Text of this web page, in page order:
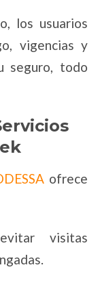
los usuarios
vigencias y
seguro, todo
ofrece
visitas